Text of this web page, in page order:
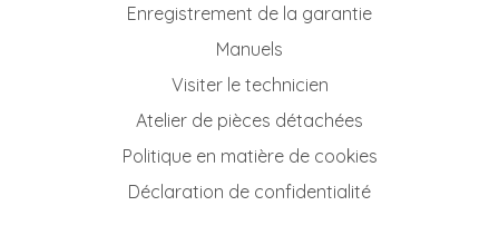
Enregistrement de la garantie
Manuels
Visiter le technicien
Atelier de pièces détachées
Politique en matière de cookies
Déclaration de confidentialité